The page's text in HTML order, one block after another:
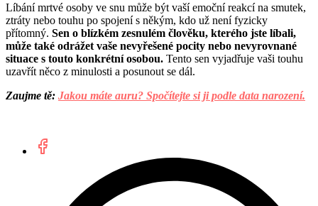
Líbání mrtvé osoby ve snu může být vaší emoční reakcí na smutek,
ztráty nebo touhu po spojení s někým, kdo už není fyzicky
přítomný. Sen o blízkém zesnulém člověku, kterého jste líbali,
může také odrážet vaše nevyřešené pocity nebo nevyrovnané
situace s touto konkrétní osobou. Tento sen vyjadřuje vaši touhu
uzavřít něco z minulosti a posunout se dál.
Zaujme tě: Jakou máte auru? Spočítejte si ji podle data narození.